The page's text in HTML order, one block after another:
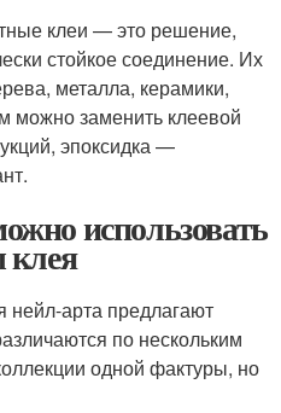
клеи — это решение,
стойкое соединение. Их
металла, керамики,
можно заменить клеевой
эпоксидка —
использовать
клея
нейл-арта предлагают
по нескольким
одной фактуры, но